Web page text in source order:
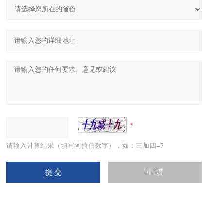
请输入计算结果（填写阿拉伯数字），如：三加四=7